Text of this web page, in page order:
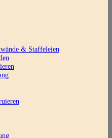
& Staffeleien